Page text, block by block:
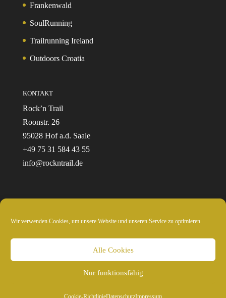
Wir verwenden Cookies, um unsere Website und unseren Service zu optimieren.
Alle Cookies
Nur funktionsfähig
Cookie-RichtlinieDatenschutzImpressum
Frankenwald
SoulRunning
Trailrunning Ireland
Outdoors Croatia
KONTAKT
Rock’n Trail
Roonstr. 26
95028 Hof a.d. Saale
+49 75 31 584 43 55
info@rockntrail.de